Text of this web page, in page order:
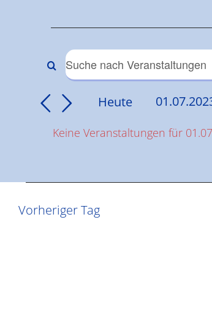
für
01.07.2023
Hinweis
Keine Veranstaltungen für
Suche
und
Navigation
Bitte
eingeben.
nach
Heute
Vorheriger Tag